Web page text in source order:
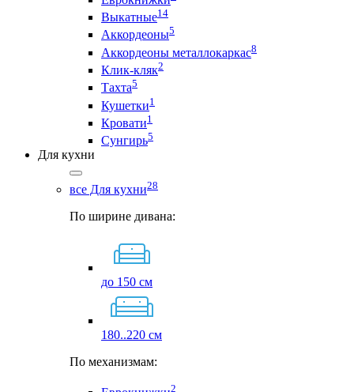
Выкатные14
Аккордеоны5
Аккордеоны металлокаркас8
Клик-кляк2
Тахта5
Кушетки1
Кровати1
Сунгирь5
Для кухни
все Для кухни28
По ширине дивана:
до 150 см
180..220 см
По механизмам:
2